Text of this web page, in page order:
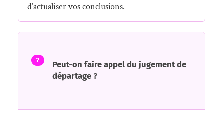
d’actualiser vos conclusions.
?
Peut-on faire appel du jugement de
départage ?